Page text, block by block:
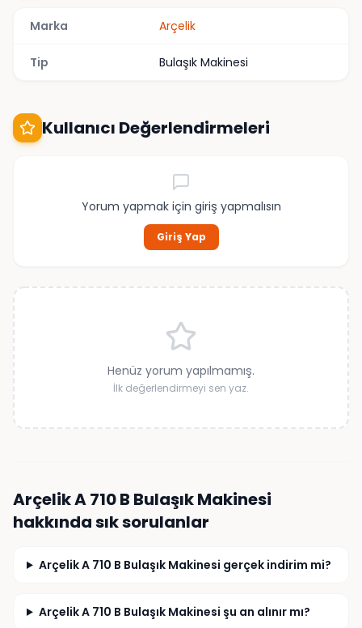
Marka Arçelik
Tip Bulaşık Makinesi
Kullanıcı Değerlendirmeleri
Yorum yapmak için giriş yapmalısın
Giriş Yap
Henüz yorum yapılmamış.
İlk değerlendirmeyi sen yaz.
Arçelik A 710 B Bulaşık Makinesi
hakkında sık sorulanlar
Arçelik A 710 B Bulaşık Makinesi gerçek indirim mi?
Arçelik A 710 B Bulaşık Makinesi şu an alınır mı?